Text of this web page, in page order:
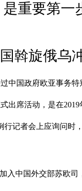
重要第一
斡旋俄乌
中国政府欧亚事务特
出席活动，是在2019
记者会上应询问
入中国外交部苏欧